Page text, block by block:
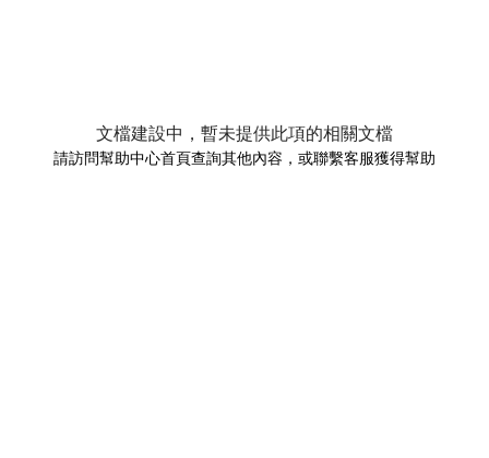
文檔建設中，暫未提供此項的相關文檔
請訪問幫助中心首頁查詢其他內容，或聯繫客服獲得幫助